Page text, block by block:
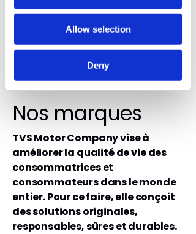
Allow selection
Deny
Nos marques
TVS Motor Company vise à
améliorer la qualité de vie des
consommatrices et
consommateurs dans le monde
entier. Pour ce faire, elle conçoit
des solutions originales,
responsables, sûres et durables.